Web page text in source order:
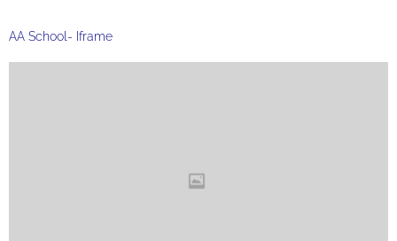
AA School- Iframe